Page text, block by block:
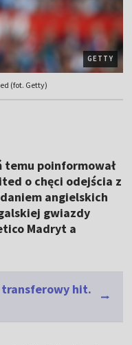
GETTY
(fot. Getty)
temu poinformował
o chęci odejścia z
angielskich
gwiazdy
Madryt a
transferowy hit.